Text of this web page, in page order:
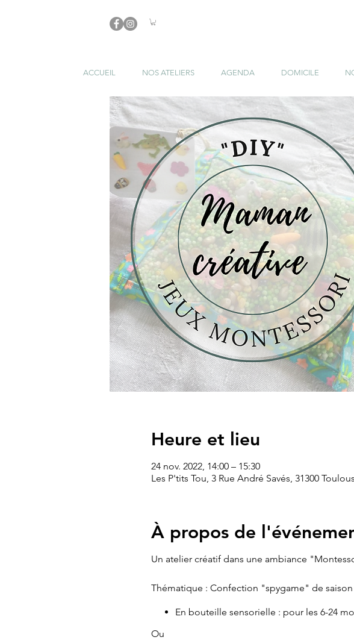
ACCUEIL NOS ATELIERS AGENDA DOMICILE
Heure et lieu
24 nov. 2022, 14:00 – 15:30
Les P'tits Tou, 3 Rue André Savés, 31300
À propos de
Un atelier créatif dans une ambiance
Thématique : Confection "spygame" de saison
En bouteille sensorielle : pour les 6-24
Ou